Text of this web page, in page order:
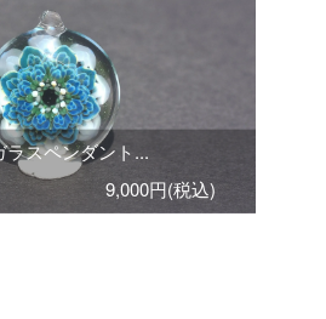
スペンダント...
9,000円(税込)